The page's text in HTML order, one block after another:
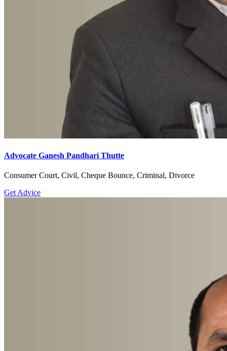
Advocate Ganesh Pandhari Thutte
Consumer Court, Civil, Cheque Bounce, Criminal, Divorce
Get Advice